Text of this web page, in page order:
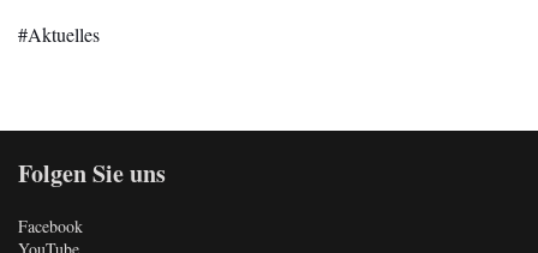
Aktuelles
Folgen Sie uns
Facebook